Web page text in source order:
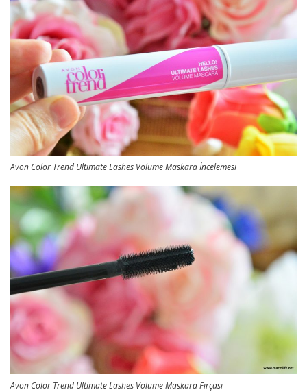
Avon Color Trend Ultimate Lashes Volume Maskara İncelemesi
Avon Color Trend Ultimate Lashes Volume Maskara Fırçası